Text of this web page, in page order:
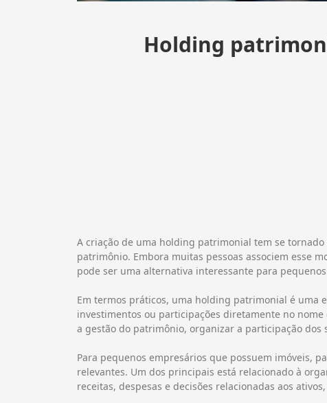
Holding
A criação de uma holding patrimonial tem se
patrimônio. Embora muitas pessoas associem esse
pode ser uma alternativa interessante para
Em termos práticos, uma holding patrimonial é uma
investimentos ou participações diretamente no
a gestão do patrimônio, organizar a participação dos
Para pequenos empresários que possuem imóveis,
relevantes. Um dos principais está relacionado à
receitas, despesas e decisões relacionadas aos